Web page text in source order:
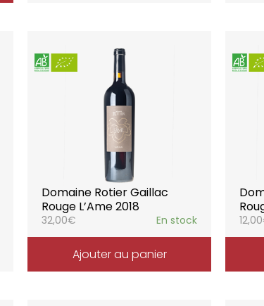
Domaine Rotier Gaillac
Rouge L’Ame 2018
32,00€ En stock
Ajouter au panier
12,00